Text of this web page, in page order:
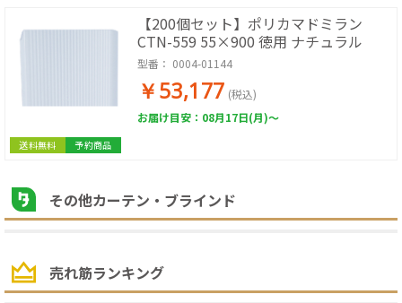
送料無料 予約商品
【200個セット】ポリカマドミラン
CTN-559 55×900 徳用 ナチュラル
型番： 0004-01144
￥53,177 (税込)
お届け目安：08月17日(月)～
その他カーテン・ブラインド
売れ筋ランキング